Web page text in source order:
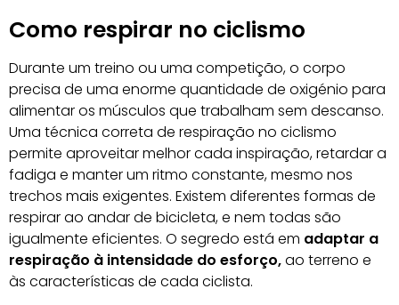
Como respirar no ciclismo
Durante um treino ou uma competição, o corpo
precisa de uma enorme quantidade de oxigénio para
alimentar os músculos que trabalham sem descanso.
Uma técnica correta de respiração no ciclismo
permite aproveitar melhor cada inspiração, retardar a
fadiga e manter um ritmo constante, mesmo nos
trechos mais exigentes. Existem diferentes formas de
respirar ao andar de bicicleta, e nem todas são
igualmente eficientes. O segredo está em adaptar a
respiração à intensidade do esforço,ao terreno e
às características de cada ciclista.